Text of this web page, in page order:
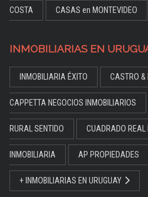
COSTA CASAS en MONTEVIDEO
INMOBILIARIAS EN
INMOBILIARIA ÉXITO CASTRO &
CAPPETTA NEGOCIOS INMOBILIARIOS
RURAL SENTIDO CUADRADO REAL
INMOBILIARIA AP PROPIEDADES
+ INMOBILIARIAS EN URUGUAY